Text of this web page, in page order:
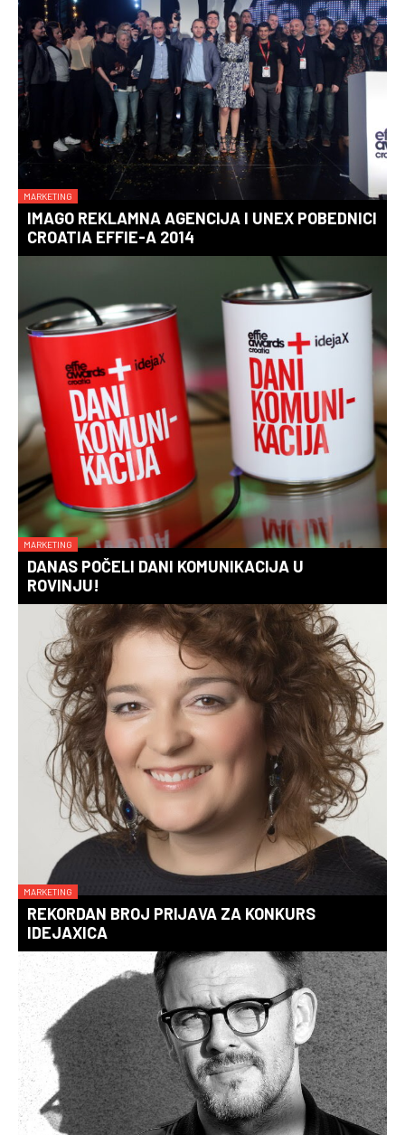
MARKETING
IMAGO REKLAMNA AGENCIJA I UNEX POBEDNICI
CROATIA EFFIE-A 2014
MARKETING
DANAS POČELI DANI KOMUNIKACIJA U
ROVINJU!
MARKETING
REKORDAN BROJ PRIJAVA ZA KONKURS
IDEJAXICA